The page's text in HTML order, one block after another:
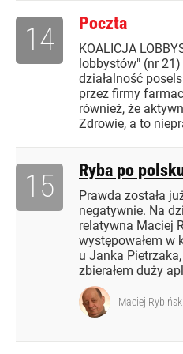
Poczta
KOALICJA
lobbystów" (nr
działalność
przez firmy
również, że
Zdrowie, a to
14
Ryba po
Prawda została
negatywnie. Na
relatywna Maciej
występowałem w
u Janka
zbierałem duży
15
Maciej Rybiński